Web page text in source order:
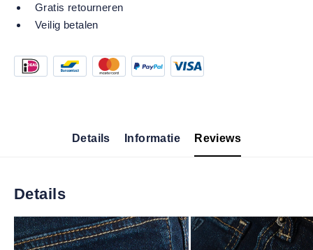
Gratis retourneren
Veilig betalen
Details Informatie Reviews
Details